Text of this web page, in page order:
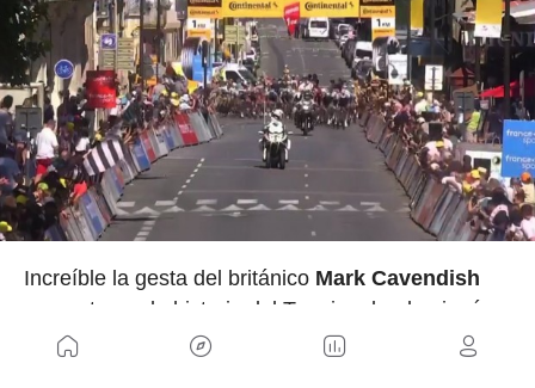
Increíble la gesta del británico Mark Cavendish
que entra en la historia del Tour igualando ni más
ni menos que las 34 victorias de etapa del